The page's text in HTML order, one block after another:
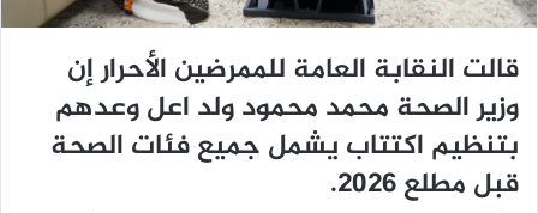
قالت النقابة العامة للممرضين الأحرار إن
وزير الصحة محمد محمود ولد اعل وعدهم
بتنظيم اكتتاب يشمل جميع فئات الصحة
قبل مطلع 2026.